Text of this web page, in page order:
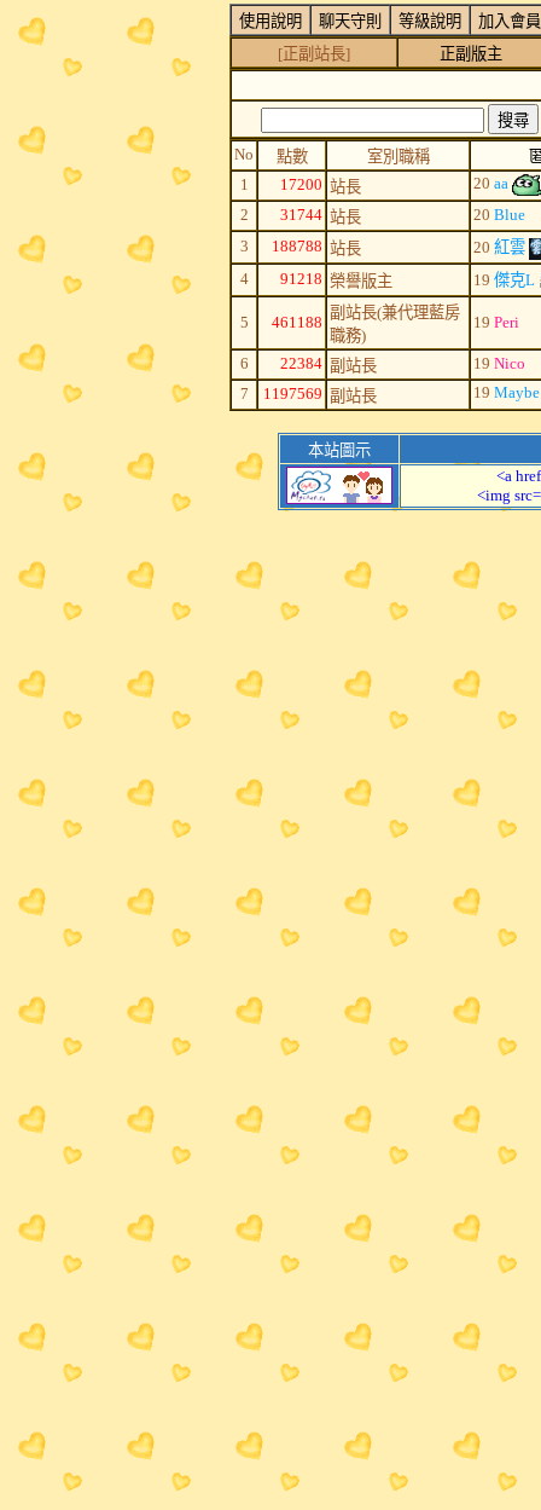
使用說明 聊天守則 等級說明
加入會員
[正副站長]
正副版主
No 點數 室別職稱
1
17200 站長 20 aa
2
31744 站長 20 Blue
3
188788 站長 20 紅雲
4
91218 榮譽版主 19 傑克L
5 461188
副站長(兼代理藍房
職務)
19 Peri
6 22384 副站長 19 Nico
7
1197569 副站長 19
本站圖示
<a
<img